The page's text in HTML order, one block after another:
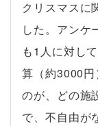
クリスマスに
した。アンケ
も1人に対し
算（約3000
のが、どの施
で、不自由が